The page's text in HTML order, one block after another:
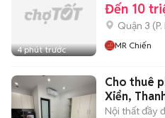
4 phút trước
Đến 10
Quận 3 (
MR Chiến
Cho thuê
Xiển,
Nội thất đầy